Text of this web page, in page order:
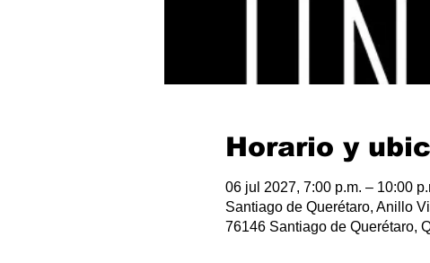
Horario y
06 jul 2027, 7:00 p.m. – 10:00
Santiago de Querétaro, Anillo
76146 Santiago de Querétaro,